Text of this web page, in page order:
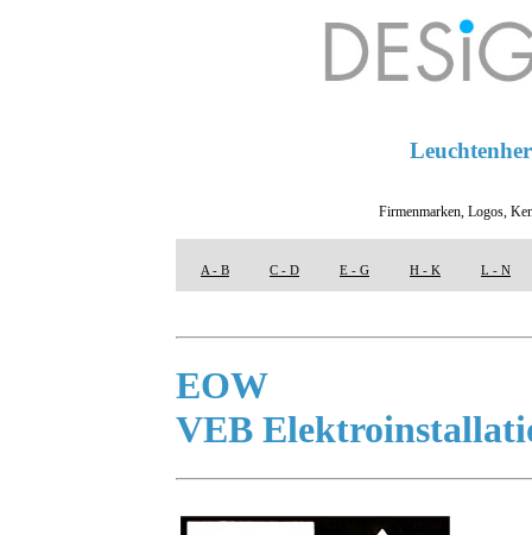
Firmenmarken, Logos,
A - B C - D E - G H - K L - N
EOW
VEB